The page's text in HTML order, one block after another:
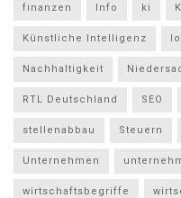
finanzen Info ki
Künstliche Intelligenz
Nachhaltigkeit
RTL Deutschland SEO
stellenabbau Steuern
Unternehmen
wirtschaftsbegriffe